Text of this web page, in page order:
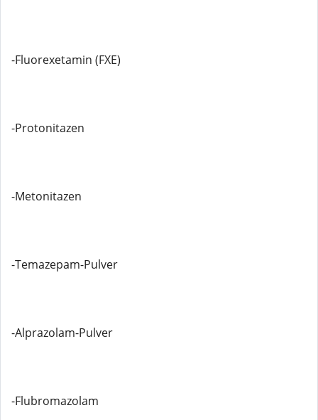
-Fluorexetamin (FXE)
-Protonitazen
-Metonitazen
-Temazepam-Pulver
-Alprazolam-Pulver
-Flubromazolam